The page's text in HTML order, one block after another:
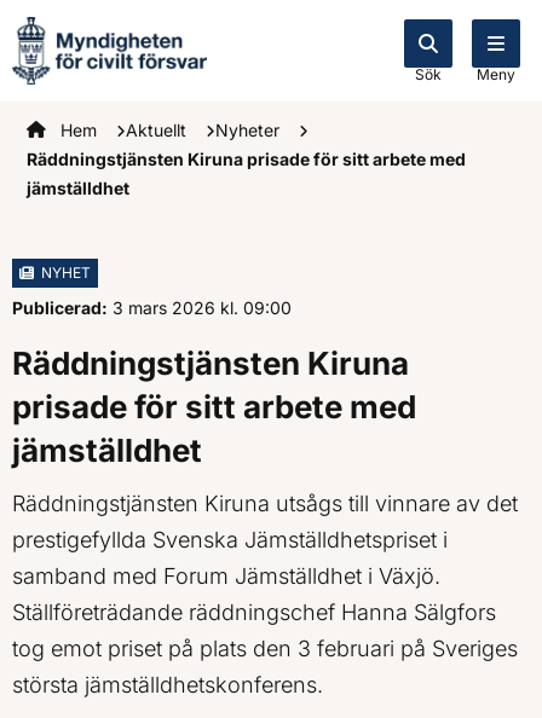
Sök Meny
Startsidan
Hem Aktuellt
Nyheter
Räddningstjänsten Kiruna prisade för sitt arbete med
jämställdhet
NYHET
Publicerad: 3 mars 2026 kl. , Klockan
09:00
Räddningstjänsten Kiruna
prisade för sitt arbete med
jämställdhet
Räddningstjänsten Kiruna utsågs till vinnare av det
prestigefyllda Svenska Jämställdhetspriset i
samband med Forum Jämställdhet i Växjö.
Ställföreträdande räddningschef Hanna Sälgfors
tog emot priset på plats den 3 februari på Sveriges
största jämställdhetskonferens.